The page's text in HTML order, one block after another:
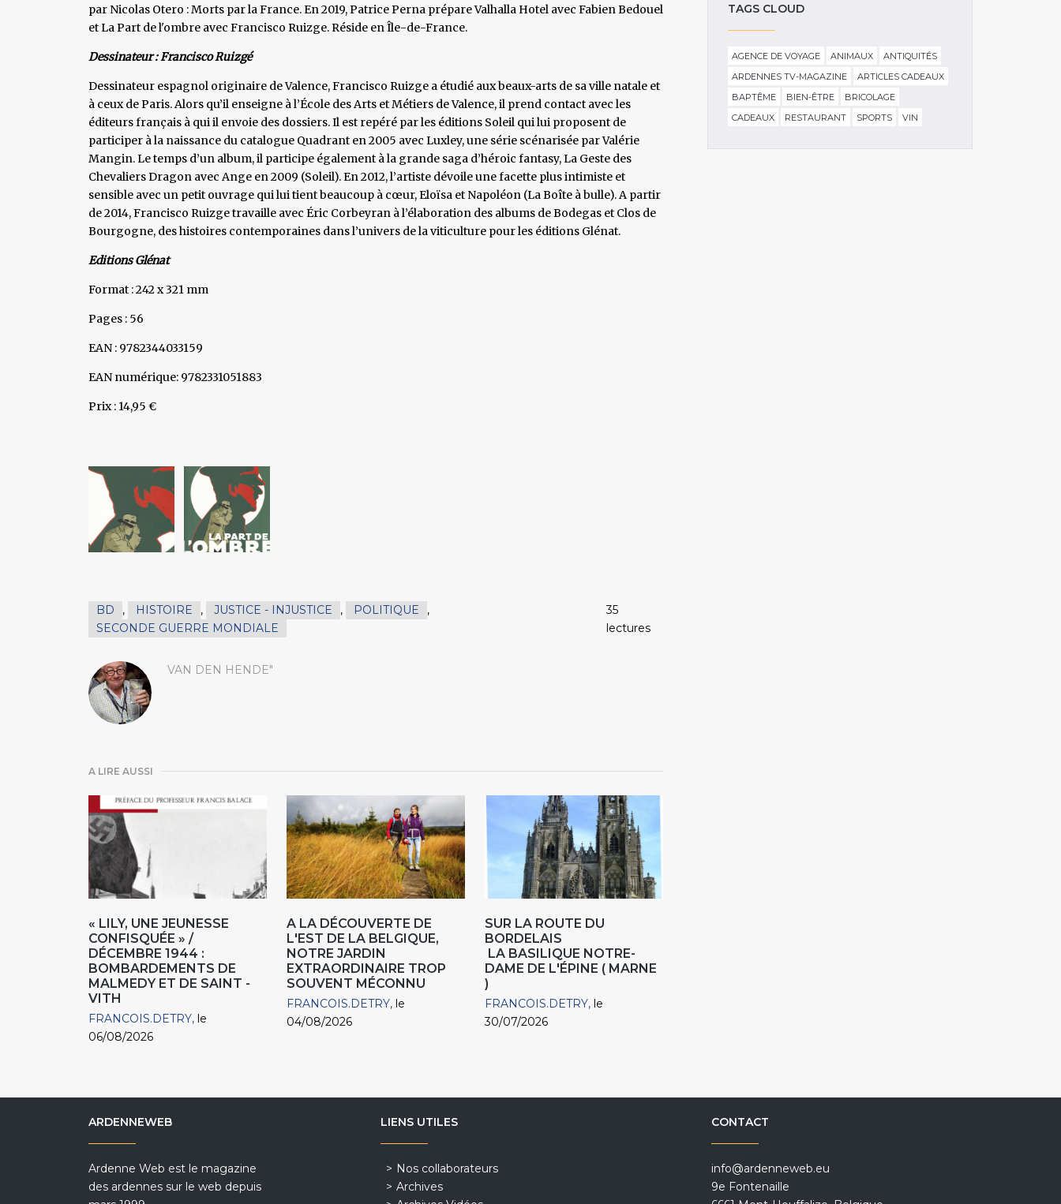
par Nicolas Otero : Morts par la France. En 2019, Patrice Perna prépare Valhalla Hotel avec Fabien Bedouel
et La Part de l'ombre avec Francisco Ruizge. Réside en Île-de-France.
Dessinateur : Francisco Ruizgé
Dessinateur espagnol originaire de Valence, Francisco Ruizge a étudié aux beaux-arts de sa ville natale et
à ceux de Paris. Alors qu’il enseigne à l’École des Arts et Métiers de Valence, il prend contact avec les
éditeurs français à qui il envoie des dossiers. Il est repéré par les éditions Soleil qui lui proposent de
participer à la naissance du catalogue Quadrant en 2005 avec Luxley, une série scénarisée par Valérie
Mangin. Le temps d’un album, il participe également à la grande saga d’héroic fantasy, La Geste des
Chevaliers Dragon avec Ange en 2009 (Soleil). En 2012, l’artiste dévoile une facette plus intimiste et
sensible avec un petit ouvrage qui lui tient beaucoup à cœur, Eloïsa et Napoléon (La Boîte à bulle). A partir
de 2014, Francisco Ruizge travaille avec Éric Corbeyran à l’élaboration des albums de Bodegas et Clos de
Bourgogne, des histoires contemporaines dans l’univers de la viticulture pour les éditions Glénat.
Editions Glénat
Format : 242 x 321 mm
Pages : 56
EAN : 9782344033159
EAN numérique: 9782331051883
Prix : 14,95 €
BD , HISTOIRE , JUSTICE - INJUSTICE , POLITIQUE
,
SECONDE GUERRE MONDIALE
35
lectures
VAN DEN HENDE"
A LIRE AUSSI
« LILY, UNE JEUNESSE
CONFISQUÉE » /
DÉCEMBRE 1944 :
BOMBARDEMENTS DE
MALMEDY ET DE SAINT -
VITH
FRANCOIS.DETRY le
06/08/2026
A LA DÉCOUVERTE DE
L'EST DE LA BELGIQUE,
NOTRE JARDIN
EXTRAORDINAIRE TROP
SOUVENT MÉCONNU
FRANCOIS.DETRY le
04/08/2026
SUR LA ROUTE DU
BORDELAIS
LA BASILIQUE NOTRE-
DAME DE L'ÉPINE ( MARNE
)
FRANCOIS.DETRY le
30/07/2026
TAGS CLOUD
AGENCE DE VOYAGE ANIMAUX
ANTIQUITÉS
ARDENNES TV-MAGAZINE
ARTICLES CADEAUX
BAPTÊME
BIEN-ÊTRE
BRICOLAGE
CADEAUX
RESTAURANT SPORTS VIN
ARDENNEWEB
Ardenne Web est le magazine
des ardennes sur le web depuis
LIENS UTILES
Nos collaborateurs
Archives
CONTACT
info@ardenneweb.eu
9e Fontenaille